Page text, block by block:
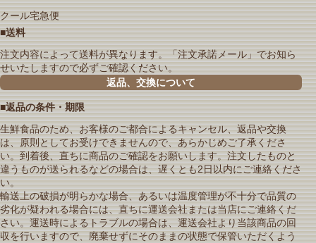
クール宅急便
■送料
注文内容によって送料が異なります。「注文承諾メール」でお知ら
せいたしますので必ずご確認ください。
返品、交換について
■返品の条件・期限
生鮮食品のため、お客様のご都合によるキャンセル、返品や交換
は、原則としてお受けできませんので、あらかじめご了承くださ
い。到着後、直ちに商品のご確認をお願いします。注文したものと
違うものが送られるなどの場合は、遅くとも2日以内にご連絡くださ
い。
輸送上の破損が明らかな場合、あるいは温度管理が不十分で品質の
劣化が疑われる場合には、直ちに運送会社または当店にご連絡くだ
さい。運送時によるトラブルの場合は、運送会社より当該商品の回
収を行いますので、廃棄せずにそのままの状態で保管いただくよう